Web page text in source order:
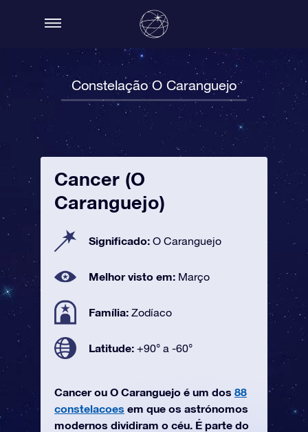
Constelação O Caranguejo
Cancer (O
Caranguejo)
Significado: O Caranguejo
Melhor visto em: Março
Família: Zodíaco
Latitude: +90° a -60°
Cancer ou O Caranguejo é um dos 88
constelacoes em que os astrónomos
modernos dividiram o céu. É parte do